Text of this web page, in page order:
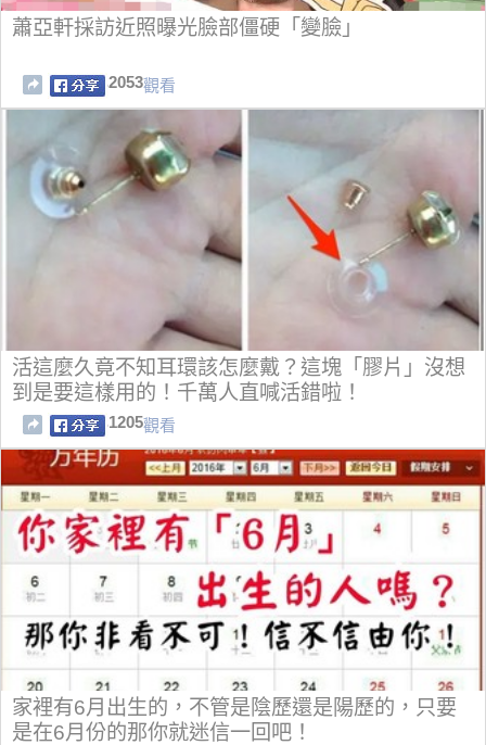
蕭亞軒採訪近照曝光臉部僵硬「變臉」
2053觀看
活這麼久竟不知耳環該怎麼戴？這塊「膠片」沒想
到是要這樣用的！千萬人直喊活錯啦！
1205觀看
家裡有6月出生的，不管是陰歷還是陽歷的，只要
是在6月份的那你就迷信一回吧！